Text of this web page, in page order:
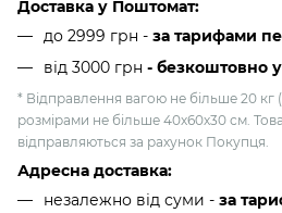
Доставка у Поштомат:
до 2999 грн - за тарифами
від 3000 грн - безкоштовно
* Відправлення вагою не більше 20 кг
розмірами не більше 40х60х30 см.
відправляються за рахунок Покупця.
Адресна доставка:
незалежно від суми - за